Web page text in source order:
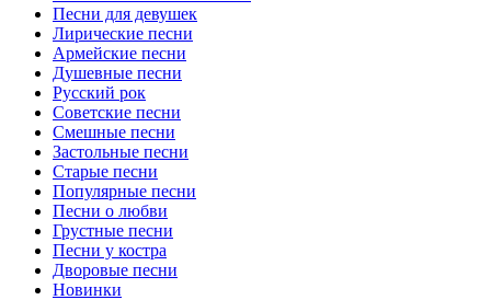
Песни для девушек
Лирические песни
Армейские песни
Душевные песни
Русский рок
Советские песни
Смешные песни
Застольные песни
Старые песни
Популярные песни
Песни о любви
Грустные песни
Песни у костра
Дворовые песни
Новинки